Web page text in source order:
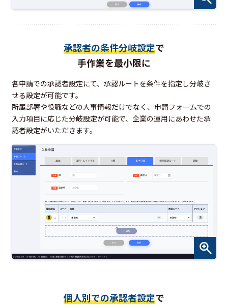
承認者の条件分岐設定で
手作業を最小限に
各申請での承認者設定にて、承認ルートを条件を指定し分岐さ
せる設定が可能です。
所属部署や役職などの人事情報だけでなく、申請フォームでの
入力項目に応じた分岐設定が可能で、企業の運用にあわせた承
認者設定がいただきます。
個人別での承認者設定で